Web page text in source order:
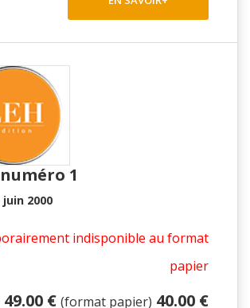
1
juin 2000
indisponible au format
papier
49.00 € (format papier) 40.00 €